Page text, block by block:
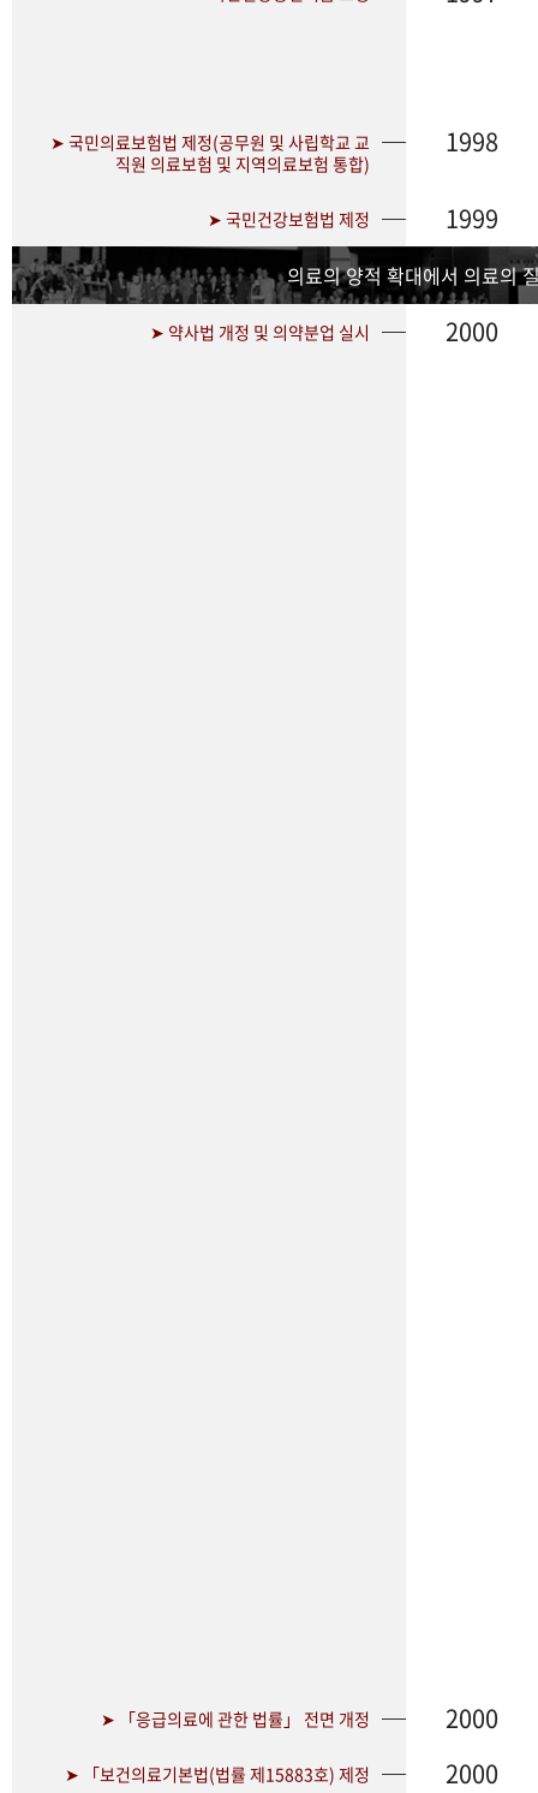
➤ 국민의료보험법 제정(공무원 및 사립학교 교
직원 의료보험 및 지역의료보험 통합)
1998
➤ 국민건강보험법 제정 1999
의료의 양적 확대에서 의료의
➤ 약사법 개정 및 의약분업 실시 2000
➤ 「응급의료에 관한 법률」 전면 개정 2000
➤ 「보건의료기본법(법률 제15883호) 제정 2000